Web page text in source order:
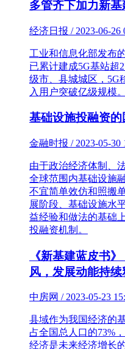
多管齐下加力新基
经济日报 / 2023-06-26
工业和信息化部发布
已累计建成5G基站超
级市、县城城区，5G
入用户突破亿级规模。
基础设施投融资
金融时报 / 2023-05-30
由于政治经济体制、
全球范围内基础设施
不宜简单效仿和照搬
展阶段、基础设施水
益经验和做法的基础
投融资机制。
《新基建蓝皮书
风，发展动能持续
中房网 / 2023-05-23
县域作为我国经济的
占全国总人口的73%
经济是未来经济增长